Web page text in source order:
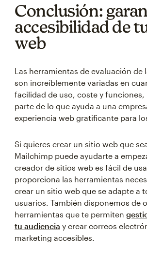
Conclusión:
accesibilidad de
web
Las herramientas de evaluación de
son increíblemente variadas en
facilidad de uso, coste y
parte de lo que ayuda a una
experiencia web gratificante para
Si quieres crear un sitio web que
Mailchimp puede ayudarte a
creador de sitios web es fácil de
proporciona las herramientas
crear un sitio web que se adapte a
usuarios. También disponemos de
herramientas que te permiten
tu audiencia y crear correos
marketing accesibles.